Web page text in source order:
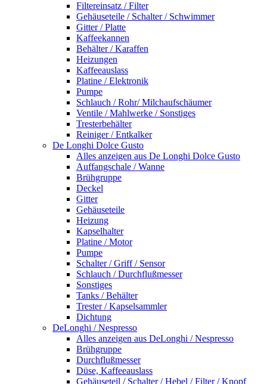
Filtereinsatz / Filter
Gehäuseteile / Schalter / Schwimmer
Gitter / Platte
Kaffeekannen
Behälter / Karaffen
Heizungen
Kaffeeauslass
Platine / Elektronik
Pumpe
Schlauch / Rohr/ Milchaufschäumer
Ventile / Mahlwerke / Sonstiges
Tresterbehälter
Reiniger / Entkalker
De Longhi Dolce Gusto
Alles anzeigen aus De Longhi Dolce Gusto
Auffangschale / Wanne
Brühgruppe
Deckel
Gitter
Gehäuseteile
Heizung
Kapselhalter
Platine / Motor
Pumpe
Schalter / Griff / Sensor
Schlauch / Durchflußmesser
Sonstiges
Tanks / Behälter
Trester / Kapselsammler
Dichtung
DeLonghi / Nespresso
Alles anzeigen aus DeLonghi / Nespresso
Brühgruppe
Durchflußmesser
Düse, Kaffeeauslass
Gehäuseteil / Schalter / Hebel / Filter / Knopf